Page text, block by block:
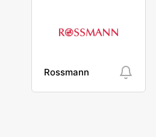
Rossmann